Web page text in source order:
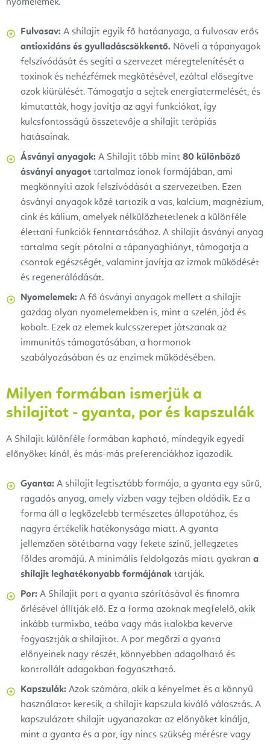
nyomelemek.
Fulvosav: A shilajit egyik fő hatóanyaga, a fulvosav erős
antioxidáns és gyulladáscsökkentő. Növeli a tápanyagok
felszívódását és segíti a szervezet méregtelenítését a
toxinok és nehézfémek megkötésével, ezáltal elősegítve
azok kiürülését. Támogatja a sejtek energiatermelését, és
kimutatták, hogy javítja az agyi funkciókat, így
kulcsfontosságú összetevője a shilajit terápiás
hatásainak.
Ásványi anyagok: A Shilajit több mint 80 különböző
ásványi anyagot tartalmaz ionok formájában, ami
megkönnyíti azok felszívódását a szervezetben. Ezen
ásványi anyagok közé tartozik a vas, kalcium, magnézium,
cink és kálium, amelyek nélkülözhetetlenek a különféle
élettani funkciók fenntartásához. A shilajit ásványi anyag
tartalma segít pótolni a tápanyaghiányt, támogatja a
csontok egészségét, valamint javítja az izmok működését
és regenerálódását.
Nyomelemek: A fő ásványi anyagok mellett a shilajit
gazdag olyan nyomelemekben is, mint a szelén, jód és
kobalt. Ezek az elemek kulcsszerepet játszanak az
immunitás támogatásában, a hormonok
szabályozásában és az enzimek működésében.
Milyen formában ismerjük a
shilajitot - gyanta, por és kapszulák
A Shilajit különféle formában kapható, mindegyik egyedi
előnyöket kínál, és más-más preferenciákhoz igazodik.
Gyanta: A shilajit legtisztább formája, a gyanta egy sűrű,
ragadós anyag, amely vízben vagy tejben oldódik. Ez a
forma áll a legközelebb természetes állapotához, és
nagyra értékelik hatékonysága miatt. A gyanta
jellemzően sötétbarna vagy fekete színű, jellegzetes
földes aromájú. A minimális feldolgozás miatt gyakran a
shilajit leghatékonyabb formájának tartják.
Por: A Shilajit port a gyanta szárításával és finomra
őrlésével állítják elő. Ez a forma azoknak megfelelő, akik
inkább turmixba, teába vagy más italokba keverve
fogyasztják a shilajitot. A por megőrzi a gyanta
előnyeinek nagy részét, könnyebben adagolható és
kontrollált adagokban fogyasztható.
Kapszulák: Azok számára, akik a kényelmet és a könnyű
használatot keresik, a shilajit kapszula kiváló választás. A
kapszulázott shilajit ugyanazokat az előnyöket kínálja,
mint a gyanta és a por, így nincs szükség mérésre vagy